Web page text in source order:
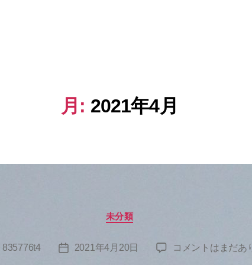
月: 2021年4月
カ
テ
リ
未分類
835776t4
投
2021年4月20日
へ
コメントはまだあ